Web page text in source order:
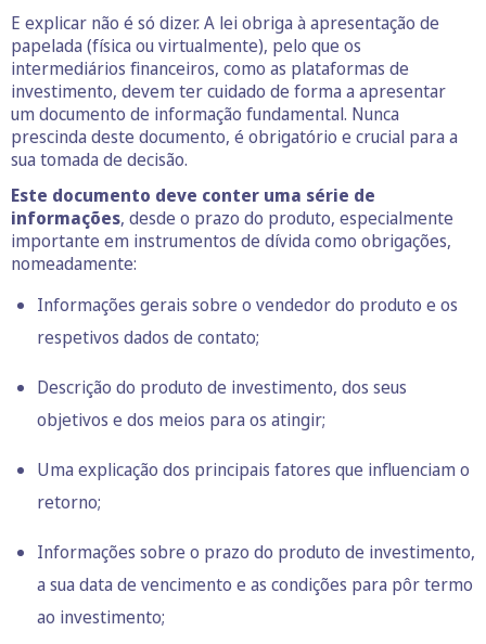
E explicar não é só dizer. A lei obriga à apresentação de
papelada (física ou virtualmente), pelo que os
intermediários financeiros, como as plataformas de
investimento, devem ter cuidado de forma a apresentar
um documento de informação fundamental. Nunca
prescinda deste documento, é obrigatório e crucial para a
sua tomada de decisão.
Este documento deve conter uma série de
informações, desde o prazo do produto, especialmente
importante em instrumentos de dívida como obrigações,
nomeadamente:
Informações gerais sobre o vendedor do produto e os
respetivos dados de contato;
Descrição do produto de investimento, dos seus
objetivos e dos meios para os atingir;
Uma explicação dos principais fatores que influenciam o
retorno;
Informações sobre o prazo do produto de investimento,
a sua data de vencimento e as condições para pôr termo
ao investimento;